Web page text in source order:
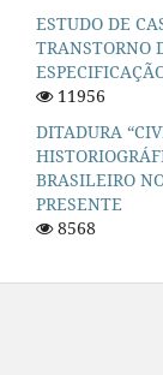
ESTUDO DE
TRANSTORNO
11956
DITADURA
BRASILEIRO
PRESENTE
8568